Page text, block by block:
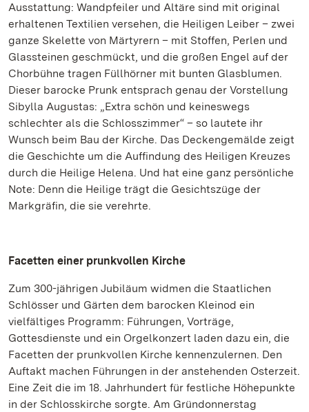
Ausstattung: Wandpfeiler und Altäre sind mit original
erhaltenen Textilien versehen, die Heiligen Leiber – zwei
ganze Skelette von Märtyrern – mit Stoffen, Perlen und
Glassteinen geschmückt, und die großen Engel auf der
Chorbühne tragen Füllhörner mit bunten Glasblumen.
Dieser barocke Prunk entsprach genau der Vorstellung
Sibylla Augustas: „Extra schön und keineswegs
schlechter als die Schlosszimmer“ – so lautete ihr
Wunsch beim Bau der Kirche. Das Deckengemälde zeigt
die Geschichte um die Auffindung des Heiligen Kreuzes
durch die Heilige Helena. Und hat eine ganz persönliche
Note: Denn die Heilige trägt die Gesichtszüge der
Markgräfin, die sie verehrte.
Facetten einer prunkvollen Kirche
Zum 300-jährigen Jubiläum widmen die Staatlichen
Schlösser und Gärten dem barocken Kleinod ein
vielfältiges Programm: Führungen, Vorträge,
Gottesdienste und ein Orgelkonzert laden dazu ein, die
Facetten der prunkvollen Kirche kennenzulernen. Den
Auftakt machen Führungen in der anstehenden Osterzeit.
Eine Zeit die im 18. Jahrhundert für festliche Höhepunkte
in der Schlosskirche sorgte. Am Gründonnerstag